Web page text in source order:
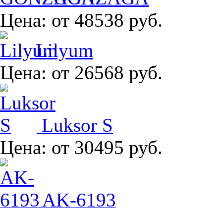
Цена: от 48538 руб.
Lilyum
Цена: от 26568 руб.
Luksor S
Цена: от 30495 руб.
AK-6193